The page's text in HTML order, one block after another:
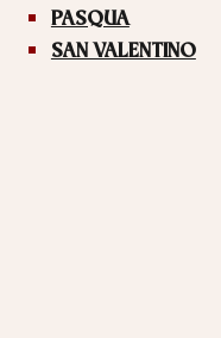
PASQUA
SAN VALENTINO